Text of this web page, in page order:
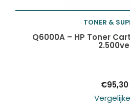
Toevoegen
TONER &
Q6000A – HP Toner
€95,30